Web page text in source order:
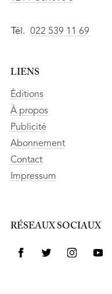
Tél. 022 539 11 69
LIENS
Éditions
À propos
Publicité
Abonnement
Contact
Impressum
RÉSEAUX SOCIAUX